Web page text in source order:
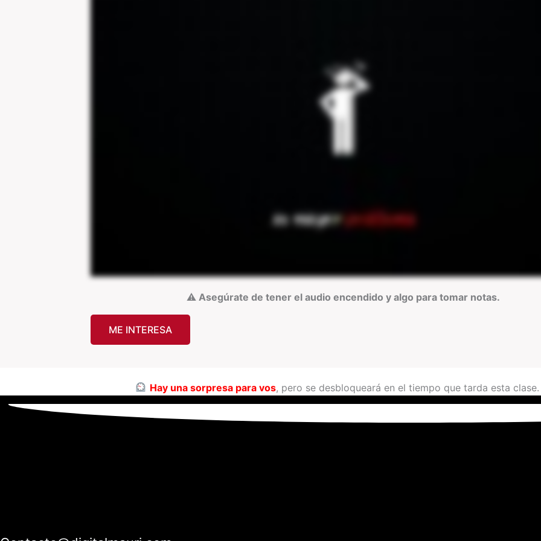
⚠️ Asegúrate de tener el audio encendido y algo para tomar notas.
ME INTERESA
Hay una sorpresa para vos, pero se desbloqueará en el tiempo que tarda esta